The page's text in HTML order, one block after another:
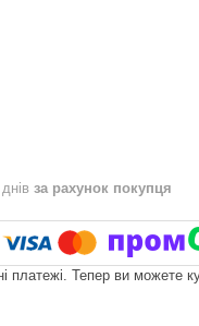
за рахунок покупця
платежі. Тепер ви можете